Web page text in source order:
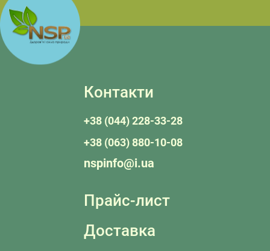
Контакти
+38 (044) 228-33-28
+38 (063) 880-10-08
nspinfo@i.ua
Прайс-лист
Доставка